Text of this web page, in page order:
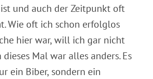
und auch der Zeitpunkt oft
Wie oft ich schon erfolglos
hier war, will ich gar nicht
dieses Mal war alles anders. Es
ein Biber, sondern ein